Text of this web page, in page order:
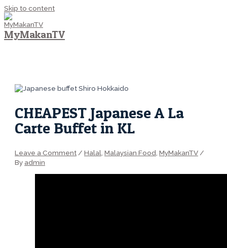
Skip to content
MyMakanTV
CHEAPEST Japanese A La
Carte Buffet in KL
Leave a Comment /Halal ,Malaysian Food ,MyMakanTV /
By admin